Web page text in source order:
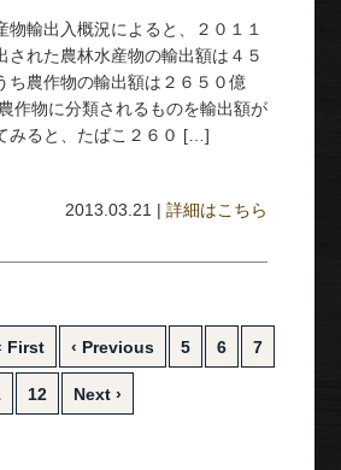
物輸出入概況によると、２０１１
された農林水産物の輸出額は４５
ち農作物の輸出額は２６５０億
作物に分類されるものを輸出額が
みると、たばこ２６０ […]
2013.03.21 |詳細はこちら
First ‹ Previous 5 6 7
12 Next ›